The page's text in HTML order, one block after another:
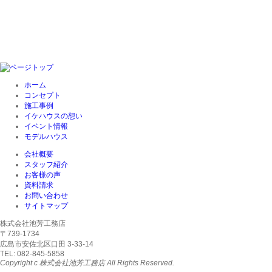
ホーム
コンセプト
施工事例
イケハウスの想い
イベント情報
モデルハウス
会社概要
スタッフ紹介
お客様の声
資料請求
お問い合わせ
サイトマップ
株式会社池芳工務店
〒739-1734
広島市安佐北区口田 3-33-14
TEL: 082-845-5858
Copyright c 株式会社池芳工務店 All Rights Reserved.